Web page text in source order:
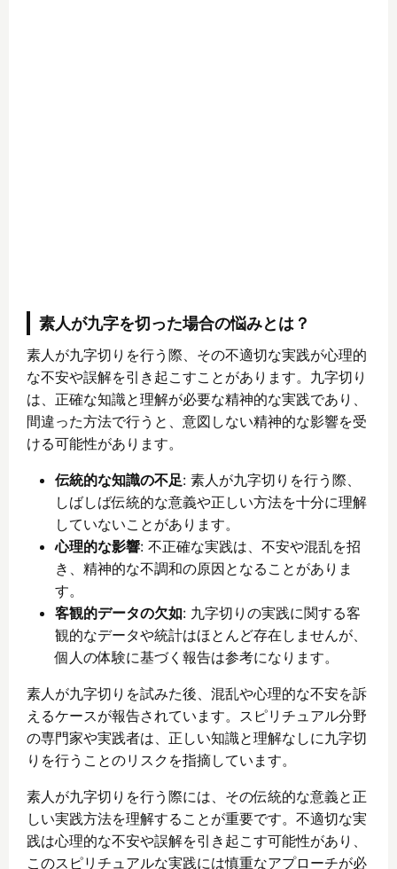
素人が九字を切った場合の悩みとは？
素人が九字切りを行う際、その不適切な実践が心理的
な不安や誤解を引き起こすことがあります。九字切り
は、正確な知識と理解が必要な精神的な実践であり、
間違った方法で行うと、意図しない精神的な影響を受
ける可能性があります。
伝統的な知識の不足: 素人が九字切りを行う際、
しばしば伝統的な意義や正しい方法を十分に理解
していないことがあります。
心理的な影響: 不正確な実践は、不安や混乱を招
き、精神的な不調和の原因となることがありま
す。
客観的データの欠如: 九字切りの実践に関する客
観的なデータや統計はほとんど存在しませんが、
個人の体験に基づく報告は参考になります。
素人が九字切りを試みた後、混乱や心理的な不安を訴
えるケースが報告されています。スピリチュアル分野
の専門家や実践者は、正しい知識と理解なしに九字切
りを行うことのリスクを指摘しています。
素人が九字切りを行う際には、その伝統的な意義と正
しい実践方法を理解することが重要です。不適切な実
践は心理的な不安や誤解を引き起こす可能性があり、
このスピリチュアルな実践には慎重なアプローチが必